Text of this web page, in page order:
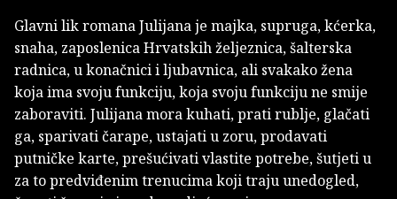
Glavni lik romana Julijana je majka, supruga, kćerka,
snaha, zaposlenica Hrvatskih željeznica, šalterska
radnica, u konačnici i ljubavnica, ali svakako žena
koja ima svoju funkciju, koja svoju funkciju ne smije
zaboraviti. Julijana mora kuhati, prati rublje, glačati
ga, sparivati čarape, ustajati u zoru, prodavati
putničke karte, prešućivati vlastite potrebe, šutjeti u
za to predviđenim trenucima koji traju unedogled,